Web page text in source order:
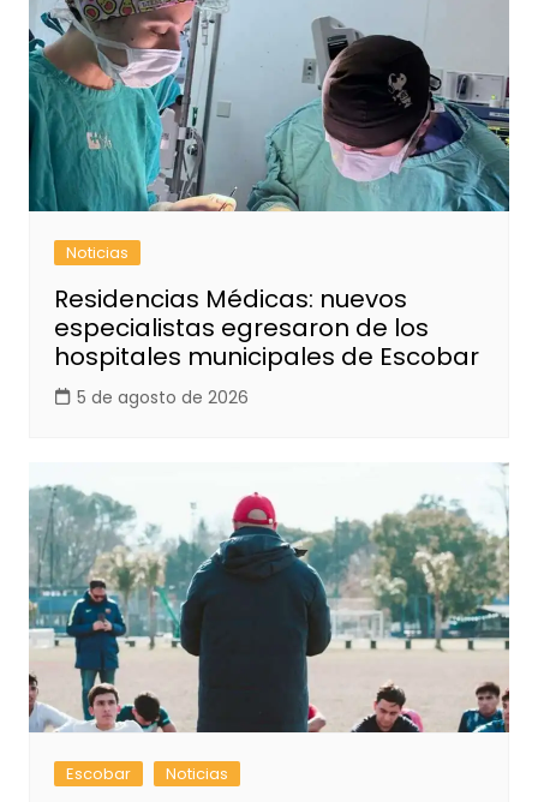
Noticias
Residencias Médicas: nuevos
especialistas egresaron de los
hospitales municipales de Escobar
5 de agosto de 2026
Escobar Noticias